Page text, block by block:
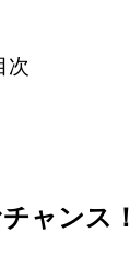
次
ャンス！